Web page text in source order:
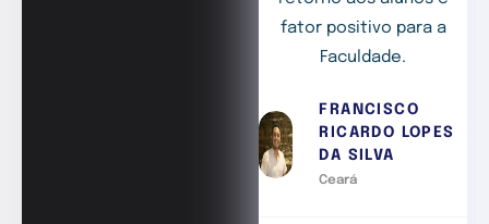
fator positivo para a
Faculdade.
FRANCISCO
RICARDO LOPES
DA SILVA
Ceará